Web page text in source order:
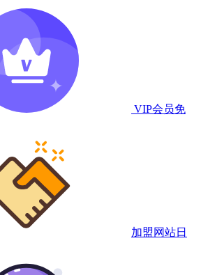
VIP会员免
加盟网站日